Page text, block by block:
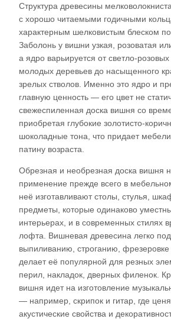
Структура древесины
с хорошо читаемыми годичными
характерным шелковистым блеском
Заболонь у вишни узкая, розоватая
а ядро варьируется от светло-розовых
молодых деревьев до насыщенного
зрелых стволов. Именно это ядро и
главную ценность — его цвет не
свежеспиленная доска вишня со
приобретая глубокие золотисто-
шоколадные тона, что придает
патину возраста.​
Обрезная и необрезная доска вишня
применение прежде всего в
неё изготавливают столы, стулья,
предметы, которые одинаково
интерьерах, и в современных стилях
лофта. Вишневая древесина легко
выпиливанию, строганию,
делает её популярной для резных
перил, накладок, дверных филенок.
вишня идет на изготовление
— например, скрипок и гитар, где
акустические свойства и